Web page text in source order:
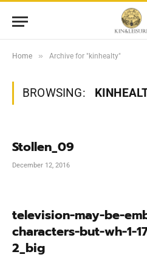
Home » Archive for "kinhealty"
BROWSING:
Stollen_09
December 12, 2016
television-may-be-
characters-but-wh-1-
2_big